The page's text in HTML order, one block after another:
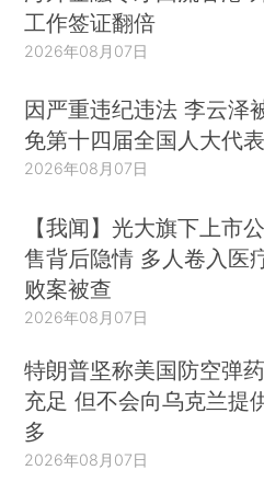
工作签证翻倍
2026年08月07日
因严重违纪违法 李云泽
免第十四届全国人大代
2026年08月07日
【我闻】光大旗下上市
售背后隐情 多人卷入医
败案被查
2026年08月07日
特朗普坚称美国防空弹
充足 但不会向乌克兰提
多
2026年08月07日